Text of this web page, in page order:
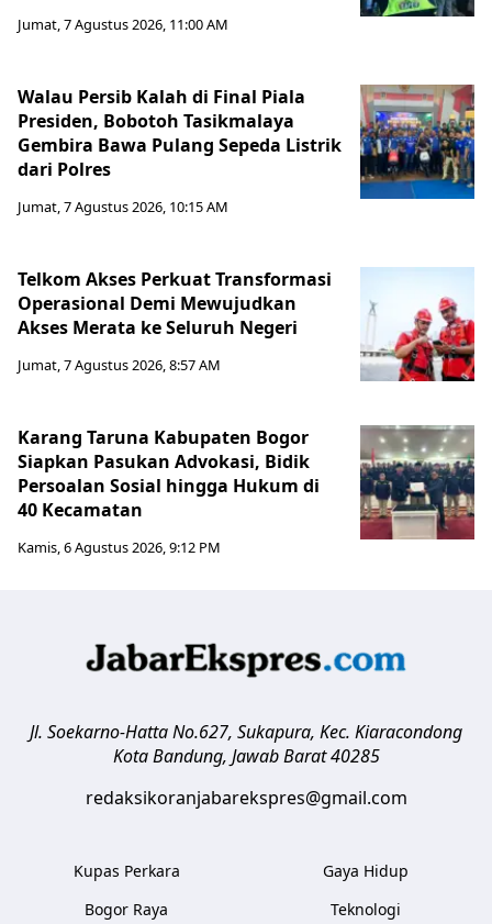
Jumat, 7 Agustus 2026, 11:00 AM
Walau Persib Kalah di Final Piala
Presiden, Bobotoh Tasikmalaya
Gembira Bawa Pulang Sepeda Listrik
dari Polres
Jumat, 7 Agustus 2026, 10:15 AM
Telkom Akses Perkuat Transformasi
Operasional Demi Mewujudkan
Akses Merata ke Seluruh Negeri
Jumat, 7 Agustus 2026, 8:57 AM
Karang Taruna Kabupaten Bogor
Siapkan Pasukan Advokasi, Bidik
Persoalan Sosial hingga Hukum di
40 Kecamatan
Kamis, 6 Agustus 2026, 9:12 PM
Jl. Soekarno-Hatta No.627, Sukapura, Kec. Kiaracondong
Kota Bandung, Jawab Barat 40285
redaksikoranjabarekspres@gmail.com
Kupas Perkara
Bogor Raya
Gaya Hidup
Teknologi